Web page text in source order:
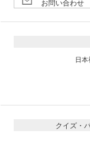
お問い合わせ
日
クイズ・